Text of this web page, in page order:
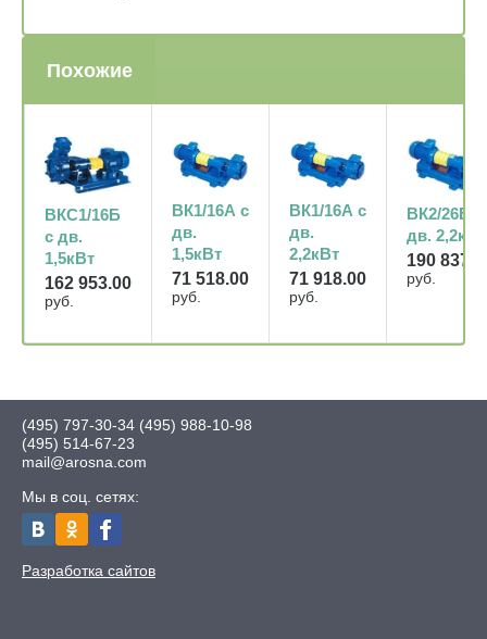
Похожие
ВКС1/16Б
с дв.
1,5кВт
162 953.00
руб.
ВК1/16А с
дв.
1,5кВт
71 518.00
руб.
ВК1/16А с
дв.
2,2кВт
71 918.00
руб.
ВК2/26Б с
дв. 2,2кВт
190
руб.
(495) 797-30-34 (495) 988-10-98
(495) 514-67-23
mail@arosna.com
Мы в соц. сетях:
Разработка сайтов